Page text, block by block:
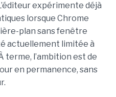
expérimente déjà
lorsque Chrome
plan sans fenêtre
actuellement limitée à
terme, l’ambition est de
en permanence, sans